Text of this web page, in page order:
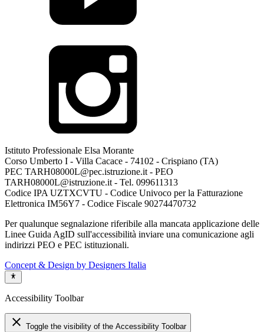
Istituto Professionale Elsa Morante
Corso Umberto I - Villa Cacace - 74102 - Crispiano (TA)
PEC TARH08000L@pec.istruzione.it - PEO
TARH08000L@istruzione.it - Tel. 099611313
Codice IPA UZTXCVTU - Codice Univoco per la Fatturazione
Elettronica IM56Y7 - Codice Fiscale 90274470732
Per qualunque segnalazione riferibile alla mancata applicazione delle
Linee Guida AgID sull'accessibilità inviare una comunicazione agli
indirizzi PEO e PEC istituzionali.
Concept & Design by Designers Italia
Accessibility Toolbar
close Toggle the visibility of the Accessibility Toolbar